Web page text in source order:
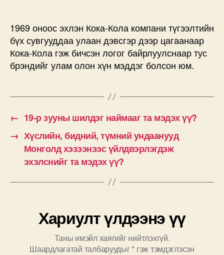
1969 оноос эхлэн Кока-Кола компани түгээлтийн
бүх сувгууддаа улаан дэвсгэр дээр цагаанаар
Кока-Кола гэж бичсэн логог байрлуулснаар тус
брэндийг улам олон хүн мэддэг болсон юм.
← 19-р зууны шилдэг наймааг та мэдэх үү?
→ Хүслийн, бидний, түмний ундаанууд
Монголд хэзээнээс үйлдвэрлэгдэж
эхэлснийг та мэдэх үү?
Хариулт үлдээнэ үү
Таны имэйл хаягийг нийтлэхгүй.
Шаардлагатай талбаруудыг* гэж тэмдэглэсэн